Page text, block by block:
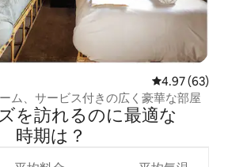
レビュー63
4.97 (63)
ム、サービス付きの広く豪華な部屋
を訪⁠れ⁠るの⁠に最⁠適⁠な
時⁠期⁠は⁠？